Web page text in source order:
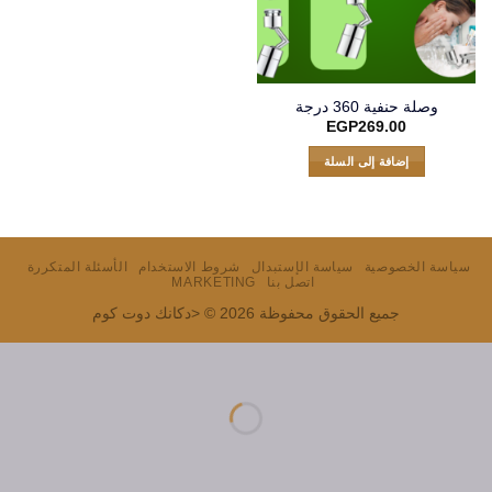
وصلة حنفية 360 درجة
EGP269.00
إضافة إلى السلة
سياسة الخصوصية سياسة الإستبدال شروط الاستخدام
الأسئلة المتكررة
اتصل بنا
MARKETING
جميع الحقوق محفوظة 2026 © <دكانك دوت كوم